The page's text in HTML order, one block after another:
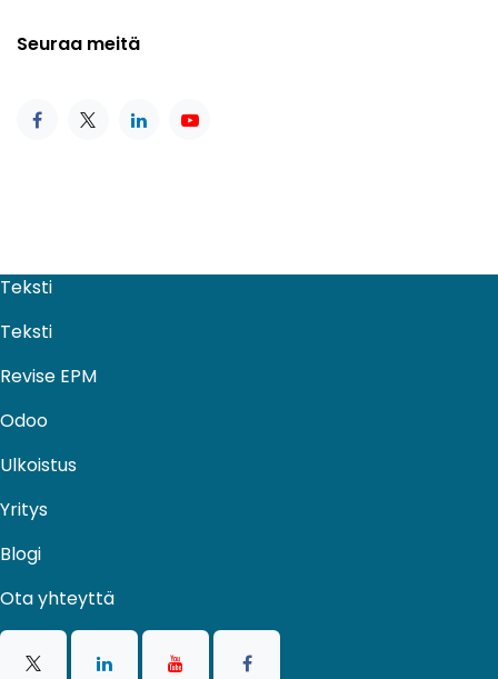
Seuraa meitä
Teksti
Teksti
Revise EPM
Odoo
Ulkoistus​
Yritys
Blogi
Ota yhteyttä